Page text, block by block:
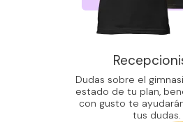
Dudas sobre el
estado de tu plan,
con gusto te
tus dudas.